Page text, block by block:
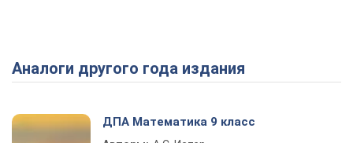
Play Video
Аналоги другого года издания
ДПА Математика 9 класс